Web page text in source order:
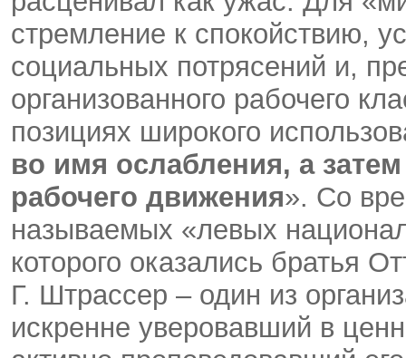
стремление к спокойствию,
социальных потрясений и,
организованного рабочего
позициях широкого
во имя ослабления, а
рабочего движения». Со
называемых «левых
которого оказались братья
Г. Штрассер – один из
искренне уверовавший в